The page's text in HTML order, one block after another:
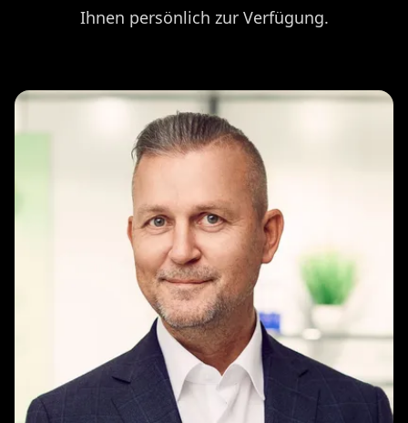
Ihnen persönlich zur Verfügung.